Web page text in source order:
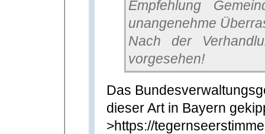
Empfehlung
unangenehme
Nach der
vorgesehen!
Das
dieser Art in Bayern
>https://